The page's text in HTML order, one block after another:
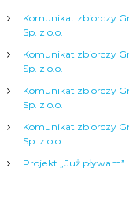
j
a
w
p
i
Komunikat zbiorczy
Sp. z o.o.
Komunikat zbiorczy
Sp. z o.o.
Komunikat zbiorczy
Sp. z o.o.
Komunikat zbiorczy
Sp. z o.o.
Projekt „Już pływam”